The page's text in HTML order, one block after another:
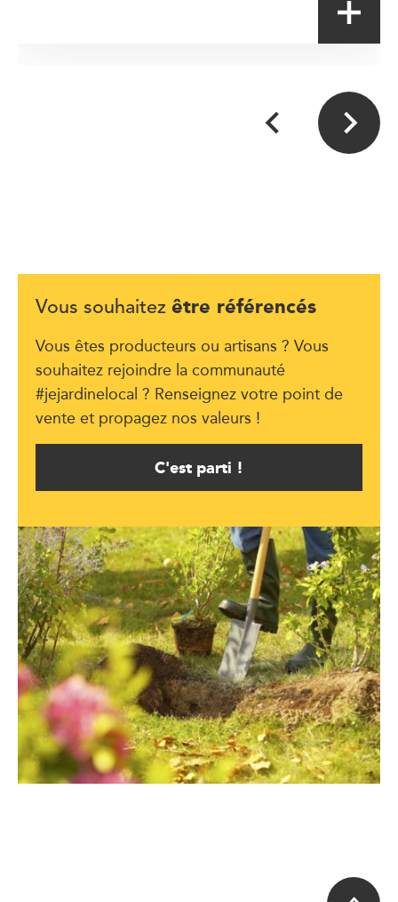
Vous souhaitez être référencés
Vous êtes producteurs ou artisans ? Vous
souhaitez rejoindre la communauté
#jejardinelocal ? Renseignez votre point de
vente et propagez nos valeurs !
C'est parti !